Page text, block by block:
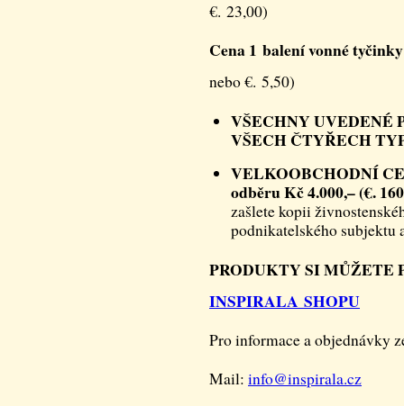
€. 23,00)
Cena 1 balení vonné
nebo €. 5,50)
VŠECHNY UVEDENÉ
VŠECH ČTYŘECH
VELKOOBCHODNÍ
odběru Kč 4.000,– (€.
zašlete kopii
podnikatelského subjektu
PRODUKTY SI MŮŽETE
INSPIRALA SHOPU
Pro informace a objednávky
Mail: info@inspirala.cz